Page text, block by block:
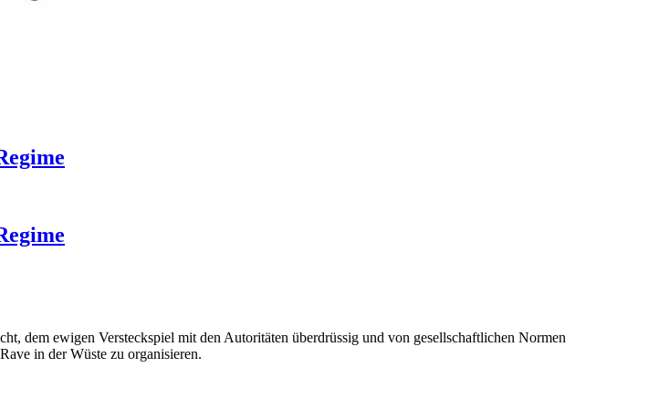
dem ewigen Versteckspiel mit den Autoritäten überdrüssig und von gesellschaftlichen Normen
in der Wüste zu organisieren.